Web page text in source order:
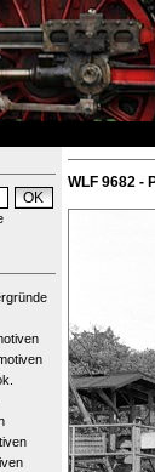
WLF 9682 -